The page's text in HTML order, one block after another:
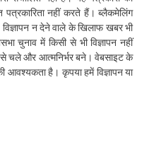
पत्रकारिता नहीं करते हैं। ब्लैकमेलिंग
न देने वाले के खिलाफ खबर भी
चुनाव में किसी से भी विज्ञापन नहीं
चले और आत्मनिर्भर बने। वेबसाइट के
है। कृपया हमें विज्ञापन या